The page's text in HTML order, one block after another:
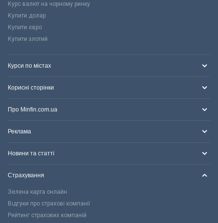
Курс валют на чорному ринку
Купити долар
Купити євро
Купити злотий
Курси по містах
Корисні сторінки
Про Minfin.com.ua
Реклама
Новини та статті
Страхування
Зелена карта онлайн
Відгуки про страхові компанії
Рейтинг страхових компаній